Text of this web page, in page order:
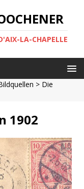
LA-CHAPELLE
> Die
1902